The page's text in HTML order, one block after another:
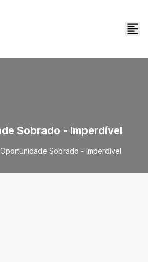
Sobrado - Imperdível
Oportunidade Sobrado - Imperdível